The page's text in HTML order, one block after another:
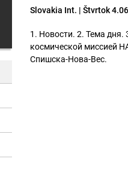
Slovakia Int. | Štvrtok
1. Новости. 2. Тема
космической миссией
Спишска-Нова-Вес.